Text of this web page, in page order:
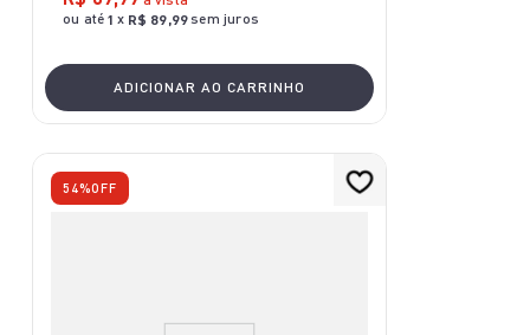
ou até 1 x R$ 89,99sem juros
ADICIONAR AO CARRINHO
54%OFF